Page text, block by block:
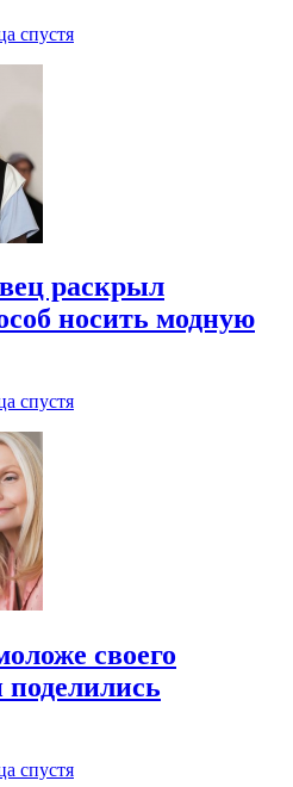
спустя
раскрыл
носить модную
спустя
своего
поделились
спустя